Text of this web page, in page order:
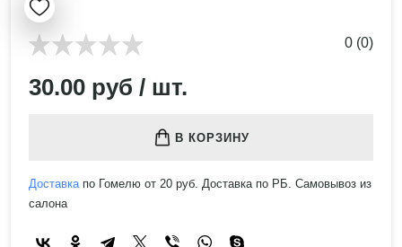
0 (0)
30.00 руб / шт.
В КОРЗИНУ
Доставкапо Гомелю от 20 руб. Доставка по РБ. Самовывоз из
салона